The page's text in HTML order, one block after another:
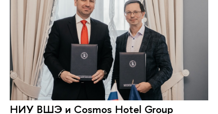
НИУ ВШЭ и Cosmos Hotel Group